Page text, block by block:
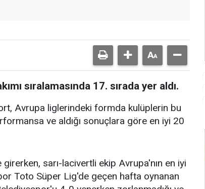
sıralamasında 17. sırada yer aldı.
Avrupa liglerindeki formda kulüplerin bu
ve aldığı sonuçlara göre en iyi 20
sarı-lacivertli ekip Avrupa'nın en iyi
Toto Süper Lig'de geçen hafta oynanan